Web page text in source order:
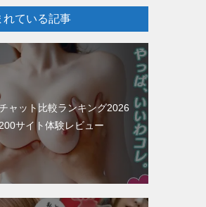
れている記事
ャット比較ランキング2026
サイト体験レビュー